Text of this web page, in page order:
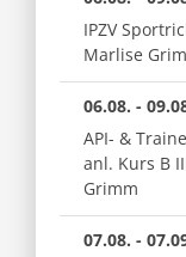
IPZV
Marlise
06.08. -
API- &
anl. Kurs B
Grimm
07.08. -